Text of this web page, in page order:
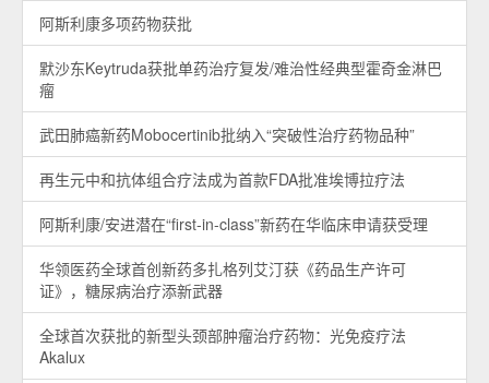
阿斯利康多项药物获批
默沙东Keytruda获批单药治疗复发/难治性经典型霍奇金淋巴
瘤
武田肺癌新药Mobocertinib批纳入“突破性治疗药物品种”
再生元中和抗体组合疗法成为首款FDA批准埃博拉疗法
阿斯利康/安进潜在“first-in-class”新药在华临床申请获受理
华领医药全球首创新药多扎格列艾汀获《药品生产许可
证》，糖尿病治疗添新武器
全球首次获批的新型头颈部肿瘤治疗药物：光免疫疗法
Akalux